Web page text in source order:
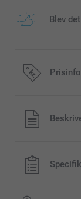
Blev
Alle priser